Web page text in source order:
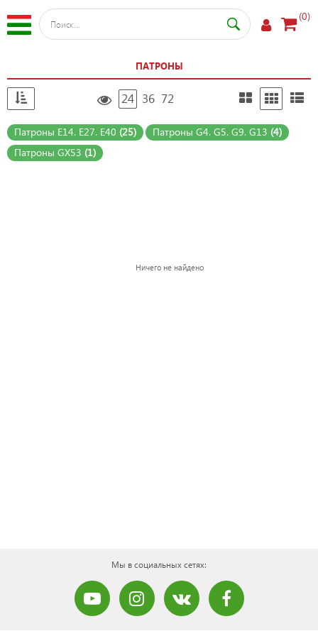
(0)
ПАТРОНЫ
24 36 72
Патроны E14. E27. Е40 (25) Патроны G4. G5. G9. G13 (4)
Патроны GX53 (1)
Ничего не найдено
Мы в социальных сетях: